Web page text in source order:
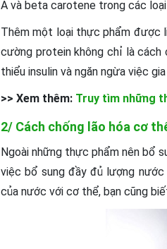
A và beta carotene trong các loại
Thêm một loại thực phẩm được
cường protein không chỉ là cách
thiểu insulin và ngăn ngừa việc
>> Xem thêm: Truy tìm những
2/ Cách chống lão hóa cơ
Ngoài những thực phẩm nên bổ
việc bổ sung đầy đủ lượng
của nước với cơ thể, bạn cũng